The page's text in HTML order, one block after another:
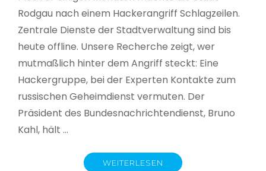
Rodgau nach einem Hackerangriff Schlagzeilen.
Zentrale Dienste der Stadtverwaltung sind bis
heute offline. Unsere Recherche zeigt, wer
mutmaßlich hinter dem Angriff steckt: Eine
Hackergruppe, bei der Experten Kontakte zum
russischen Geheimdienst vermuten. Der
Präsident des Bundesnachrichtendienst, Bruno
Kahl, hält …
WEITERLESEN